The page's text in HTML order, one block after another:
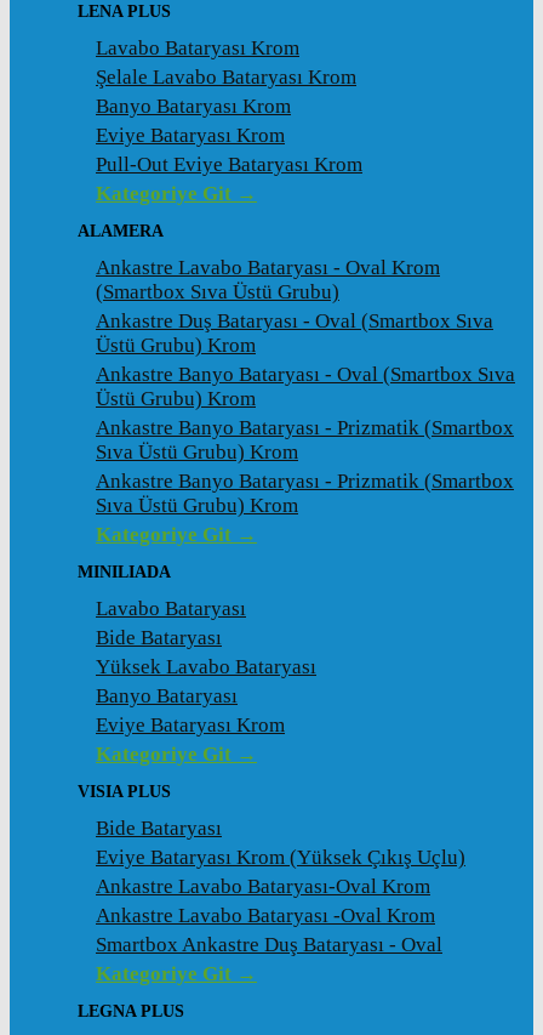
LENA PLUS
Lavabo Bataryası Krom
Şelale Lavabo Bataryası Krom
Banyo Bataryası Krom
Eviye Bataryası Krom
Pull-Out Eviye Bataryası Krom
Kategoriye Git →
ALAMERA
Ankastre Lavabo Bataryası - Oval Krom
(Smartbox Sıva Üstü Grubu)
Ankastre Duş Bataryası - Oval (Smartbox Sıva
Üstü Grubu) Krom
Ankastre Banyo Bataryası - Oval (Smartbox Sıva
Üstü Grubu) Krom
Ankastre Banyo Bataryası - Prizmatik (Smartbox
Sıva Üstü Grubu) Krom
Ankastre Banyo Bataryası - Prizmatik (Smartbox
Sıva Üstü Grubu) Krom
Kategoriye Git →
MINILIADA
Lavabo Bataryası
Bide Bataryası
Yüksek Lavabo Bataryası
Banyo Bataryası
Eviye Bataryası Krom
Kategoriye Git →
VISIA PLUS
Bide Bataryası
Eviye Bataryası Krom (Yüksek Çıkış Uçlu)
Ankastre Lavabo Bataryası-Oval Krom
Ankastre Lavabo Bataryası -Oval Krom
Smartbox Ankastre Duş Bataryası - Oval
Kategoriye Git →
LEGNA PLUS